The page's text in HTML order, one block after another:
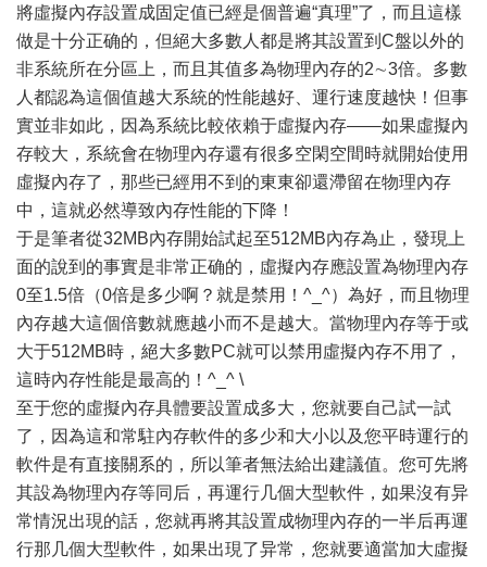
將虛擬內存設置成固定值已經是個普遍“真理”了，而且這樣
做是十分正确的，但絕大多數人都是將其設置到C盤以外的
非系統所在分區上，而且其值多為物理內存的2∼3倍。多數
人都認為這個值越大系統的性能越好、運行速度越快！但事
實並非如此，因為系統比較依賴于虛擬內存——如果虛擬內
存較大，系統會在物理內存還有很多空閑空間時就開始使用
虛擬內存了，那些已經用不到的東東卻還滯留在物理內存
中，這就必然導致內存性能的下降！
于是筆者從32MB內存開始試起至512MB內存為止，發現上
面的說到的事實是非常正确的，虛擬內存應設置為物理內存
0至1.5倍（0倍是多少啊？就是禁用！^_^）為好，而且物理
內存越大這個倍數就應越小而不是越大。當物理內存等于或
大于512MB時，絕大多數PC就可以禁用虛擬內存不用了，
這時內存性能是最高的！^_^ \
至于您的虛擬內存具體要設置成多大，您就要自己試一試
了，因為這和常駐內存軟件的多少和大小以及您平時運行的
軟件是有直接關系的，所以筆者無法給出建議值。您可先將
其設為物理內存等同后，再運行几個大型軟件，如果沒有异
常情況出現的話，您就再將其設置成物理內存的一半后再運
行那几個大型軟件，如果出現了异常，您就要適當加大虛擬